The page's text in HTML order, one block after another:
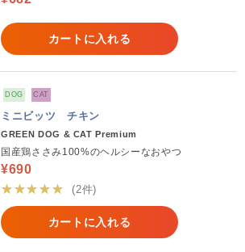
カートに入れる
DOG CAT
ミニビッツ チキン
GREEN DOG & CAT Premium
国産鶏ささみ100%のヘルシーなおやつ
¥690
★★★★★
(2件)
カートに入れる